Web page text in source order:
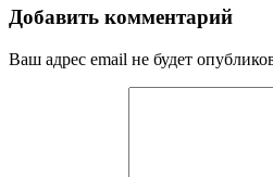
Добавить комментарий
Ваш адрес email не будет